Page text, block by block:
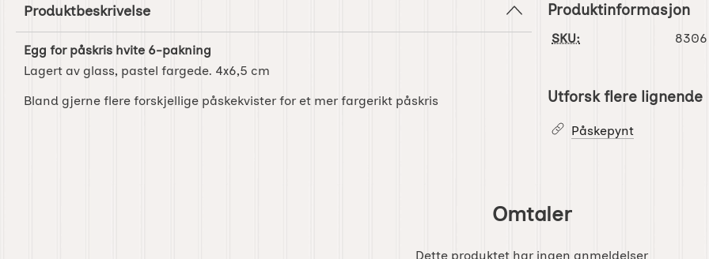
Produktbeskrivelse
Egg for påskris hvite 6-pakning
Lagert av glass, pastel fargede. 4x6,5 cm
Bland gjerne flere forskjellige påskekvister for et mer fargerikt påskris
Produktinformasjon
SKU: 8306
Utforsk flere lignende
Påskepynt
Omtaler
Dette produktet har ingen anmeldelser